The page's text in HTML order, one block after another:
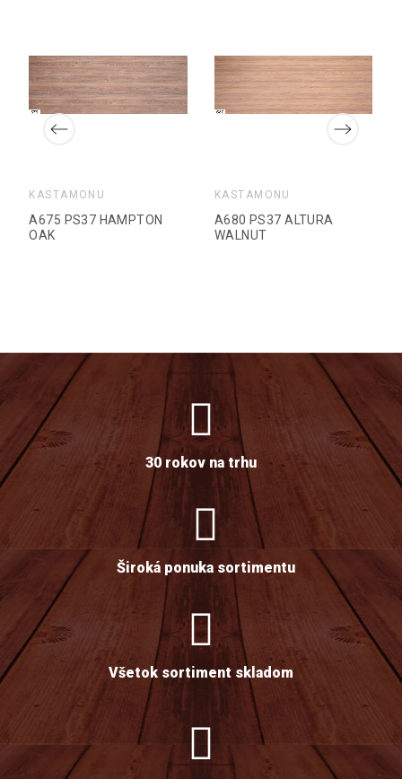
KASTAMONU
A675 PS37 HAMPTON
OAK
KASTAMONU
A680 PS37 ALTURA
WALNUT
30 rokov na trhu
Široká ponuka sortimentu
Všetok sortiment skladom